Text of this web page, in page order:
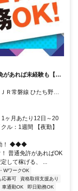
があれば未経験も【日
自由
Ｒ常磐線 ひたち野う
約83分 荒川沖駅周辺
ヶ月あたり12日～20
ル：1週間 【夜勤】
動！ ◆◆◆
普通免許があればOK
て稼げる、 ...
WワークOK
応募可
資格取得支援あり
車通勤OK
即日勤務OK